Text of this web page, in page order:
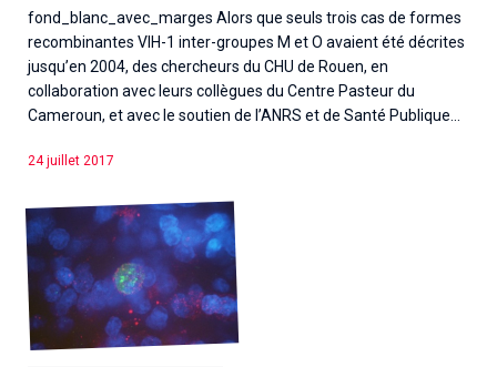
fond_blanc_avec_marges Alors que seuls trois cas de formes
recombinantes VIH-1 inter-groupes M et O avaient été décrites
jusqu’en 2004, des chercheurs du CHU de Rouen, en
collaboration avec leurs collègues du Centre Pasteur du
Cameroun, et avec le soutien de l’ANRS et de Santé Publique...
24 juillet 2017